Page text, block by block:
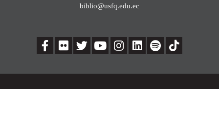
biblio@usfq.edu.ec